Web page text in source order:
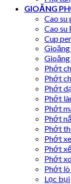
GIOĂNG
Cao su
Cao su
Cup
Phớt
Phớt
Phớt
Phớt
Phớt
Phớt
Phớt
Phớt
Phớt
Phớt
Phớt lò
Lọc bụi